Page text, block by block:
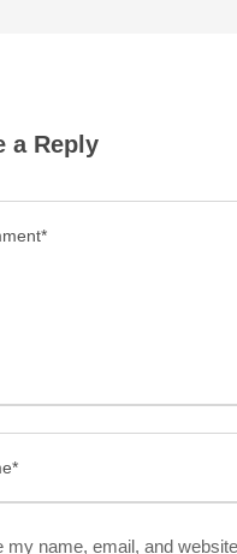
a Reply
my name, email, and